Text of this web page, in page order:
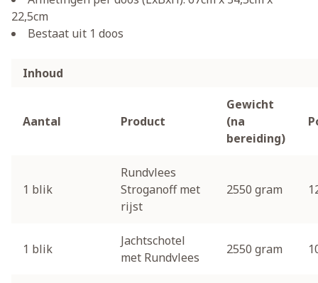
22,5cm
Bestaat uit 1 doos
Inhoud
Aantal Product
Gewicht
(na
bereiding)
1 blik
Rundvlees
Stroganoff met
rijst
2550 gram
1 blik
Jachtschotel
met Rundvlees
2550 gram